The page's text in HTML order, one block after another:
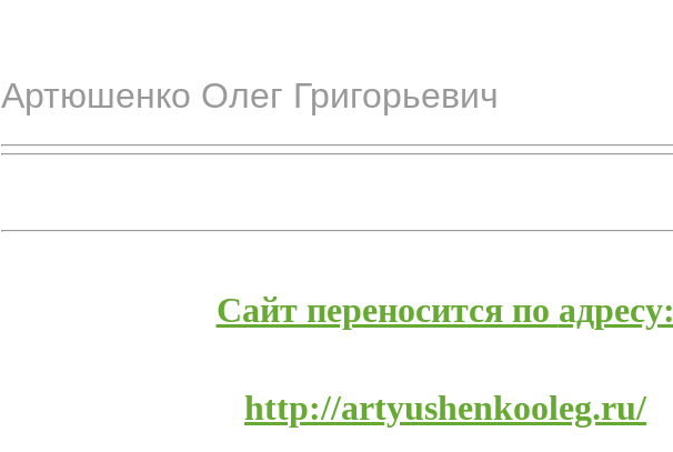
Артюшенко Олег Григорьевич
Сайт переносится по адресу:
http://artyushenkooleg.ru/